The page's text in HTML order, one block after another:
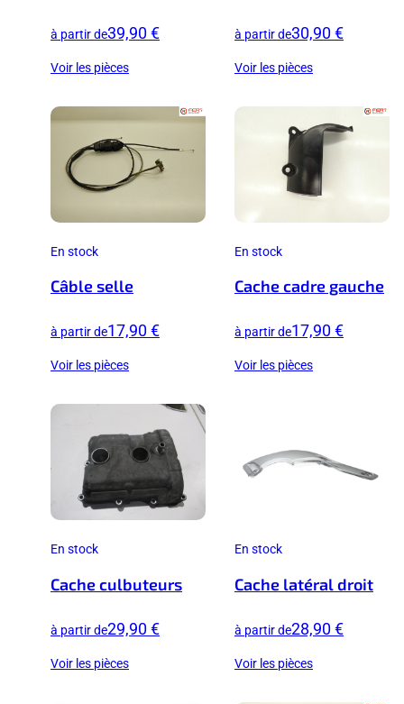
à partir de39,90 €
Voir les pièces
à partir de30,90 €
Voir les pièces
En stock
Câble selle
à partir de17,90 €
Voir les pièces
En stock
Cache cadre gauche
à partir de17,90 €
Voir les pièces
En stock
Cache culbuteurs
à partir de29,90 €
Voir les pièces
En stock
Cache latéral droit
à partir de28,90 €
Voir les pièces